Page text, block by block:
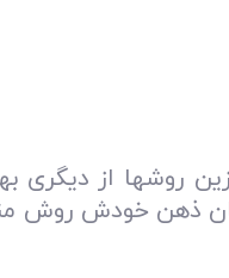
روشها از دیگری
ذهن خودش روش